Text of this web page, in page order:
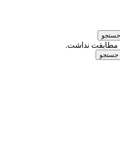
نداشت.
جستجو